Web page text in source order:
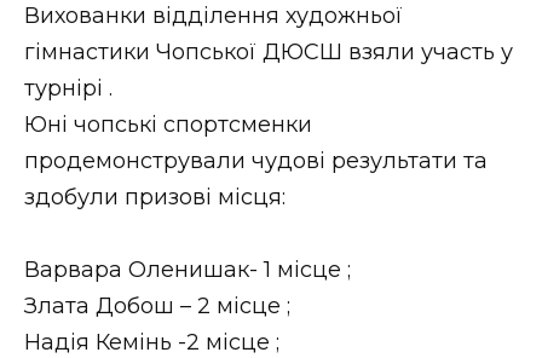
НОВИНИ ЗАХІДНОЇ УКРАЇНИ
ФОТО
ВІДЕО
Вихованки відділення художньої
гімнастики Чопської ДЮСШ взяли участь у
турнірі .
Юні чопські спортсменки
продемонстрували чудові результати та
здобули призові місця:
Варвара Оленишак- 1 місце ;
Злата Добош – 2 місце ;
Надія Кемінь -2 місце ;